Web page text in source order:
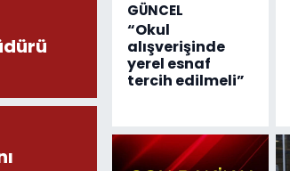
GÜNCEL
“Okul
alışverişinde
yerel esnaf
tercih edilmeli”